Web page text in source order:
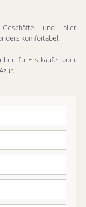
und aller
komfortabel.
für Erstkäufer oder